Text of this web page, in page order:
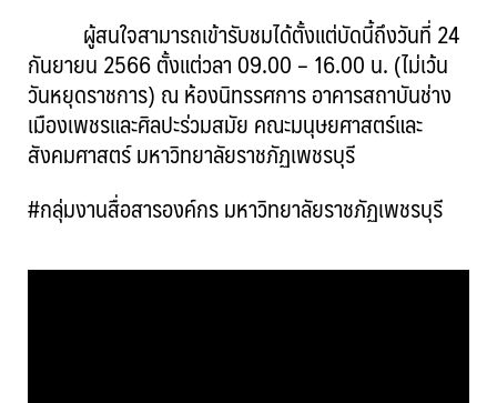
ผู้สนใจสามารถเข้ารับชมได้ตั้งแต่บัดนี้ถึงวันที่ 24
กันยายน 2566 ตั้งแต่วลา 09.00 – 16.00 น. (ไม่เว้น
วันหยุดราชการ) ณ ห้องนิทรรศการ อาคารสถาบันช่าง
เมืองเพชรและศิลปะร่วมสมัย คณะมนุษยศาสตร์และ
สังคมศาสตร์ มหาวิทยาลัยราชภัฏเพชรบุรี
#กลุ่มงานสื่อสารองค์กร มหาวิทยาลัยราชภัฏเพชรบุรี